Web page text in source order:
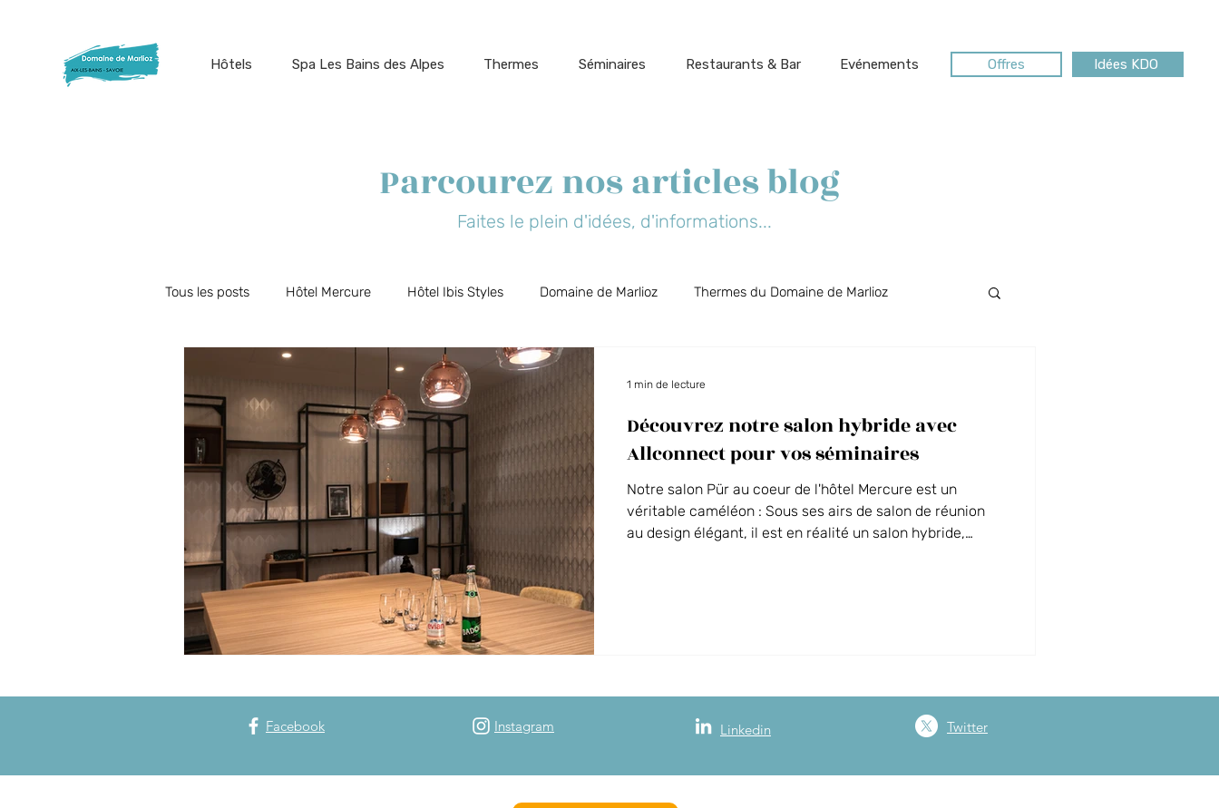
Hôtels Spa Les Bains des Alpes Thermes Séminaires Restaurants & Bar Evénements Offres Idées KDO
Parcourez nos articles blog
Faites le plein d'idées, d'informations...
Tous les posts Hôtel Mercure Hôtel Ibis Styles Domaine de Marlioz Thermes du Domaine de Marlioz
Offres du moment Restaurant Biõz Bar Restaurant Flõ
Collaborateurs Spa Nuxe Vos événements au Domaine La Guinguette du Séquoia MICE
Parc en Fêtes Spa Les Bains des Alpes
Découvrez notre salon hybride avec
Allconnect pour vos séminaires
Notre salon Pür au coeur de l'hôtel Mercure est un
véritable caméléon : Sous ses airs de salon de réunion
au design élégant, il est en réalité un salon hybride,
1 min de lecture
Facebook Instagram Linkedin Twitter